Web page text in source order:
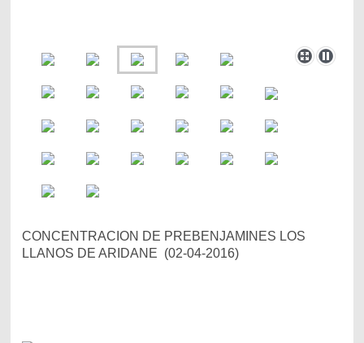
CONCENTRACION DE PREBENJAMINES LOS
LLANOS DE ARIDANE (02-04-2016)